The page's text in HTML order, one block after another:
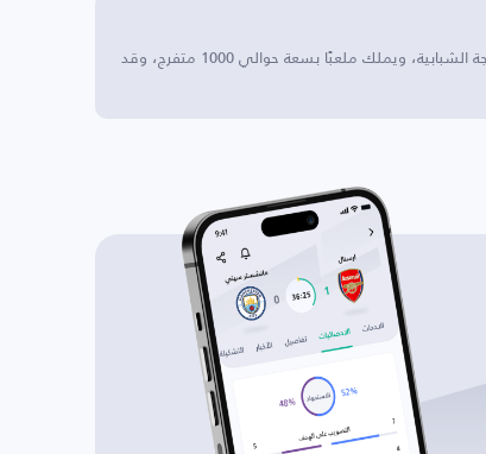
سوبيراديو U19 يتمركز هذا النادي في إسبانيا، ويلعب في الدرجة الشبابية، ويملك ملعبًا بسعة حوالي 1000 متفرج، وقد